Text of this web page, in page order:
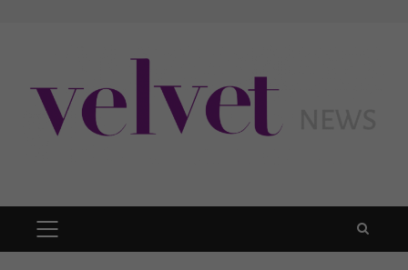
PRIMARY
MENU